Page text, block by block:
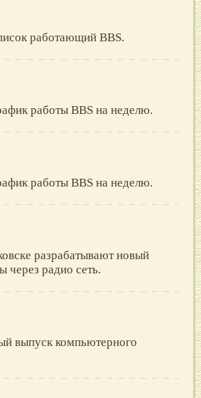
работающий BBS.
работы BBS на неделю.
работы BBS на неделю.
разрабатывают новый
через радио сеть.
выпуск компьютeрного